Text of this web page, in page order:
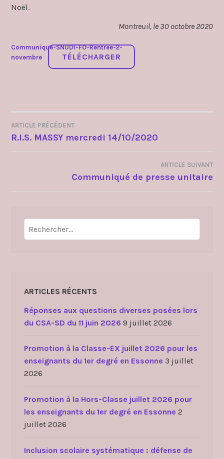
Noël.
Montreuil, le 30 octobre 2020
Communique-SNUDI-FO-Rentree-2-
novembre
TÉLÉCHARGER
NAVIGATION
L’ARTICLE
ARTICLE PRÉCÉDENT
R.I.S. MASSY mercredi 14/10/2020
ARTICLE SUIVANT
Communiqué de presse unitaire
Rechercher :
ARTICLES RÉCENTS
Réponses aux questions diverses posées lors
du CSA-SD du 11 juin 2026 9 juillet 2026
Promotion à la Classe-EX juillet 2026 pour les
enseignants du 1er degré en Essonne 3 juillet
2026
Promotion à la Hors-Classe juillet 2026 pour
les enseignants du 1er degré en Essonne 2
juillet 2026
Inclusion scolaire systématique : défense de